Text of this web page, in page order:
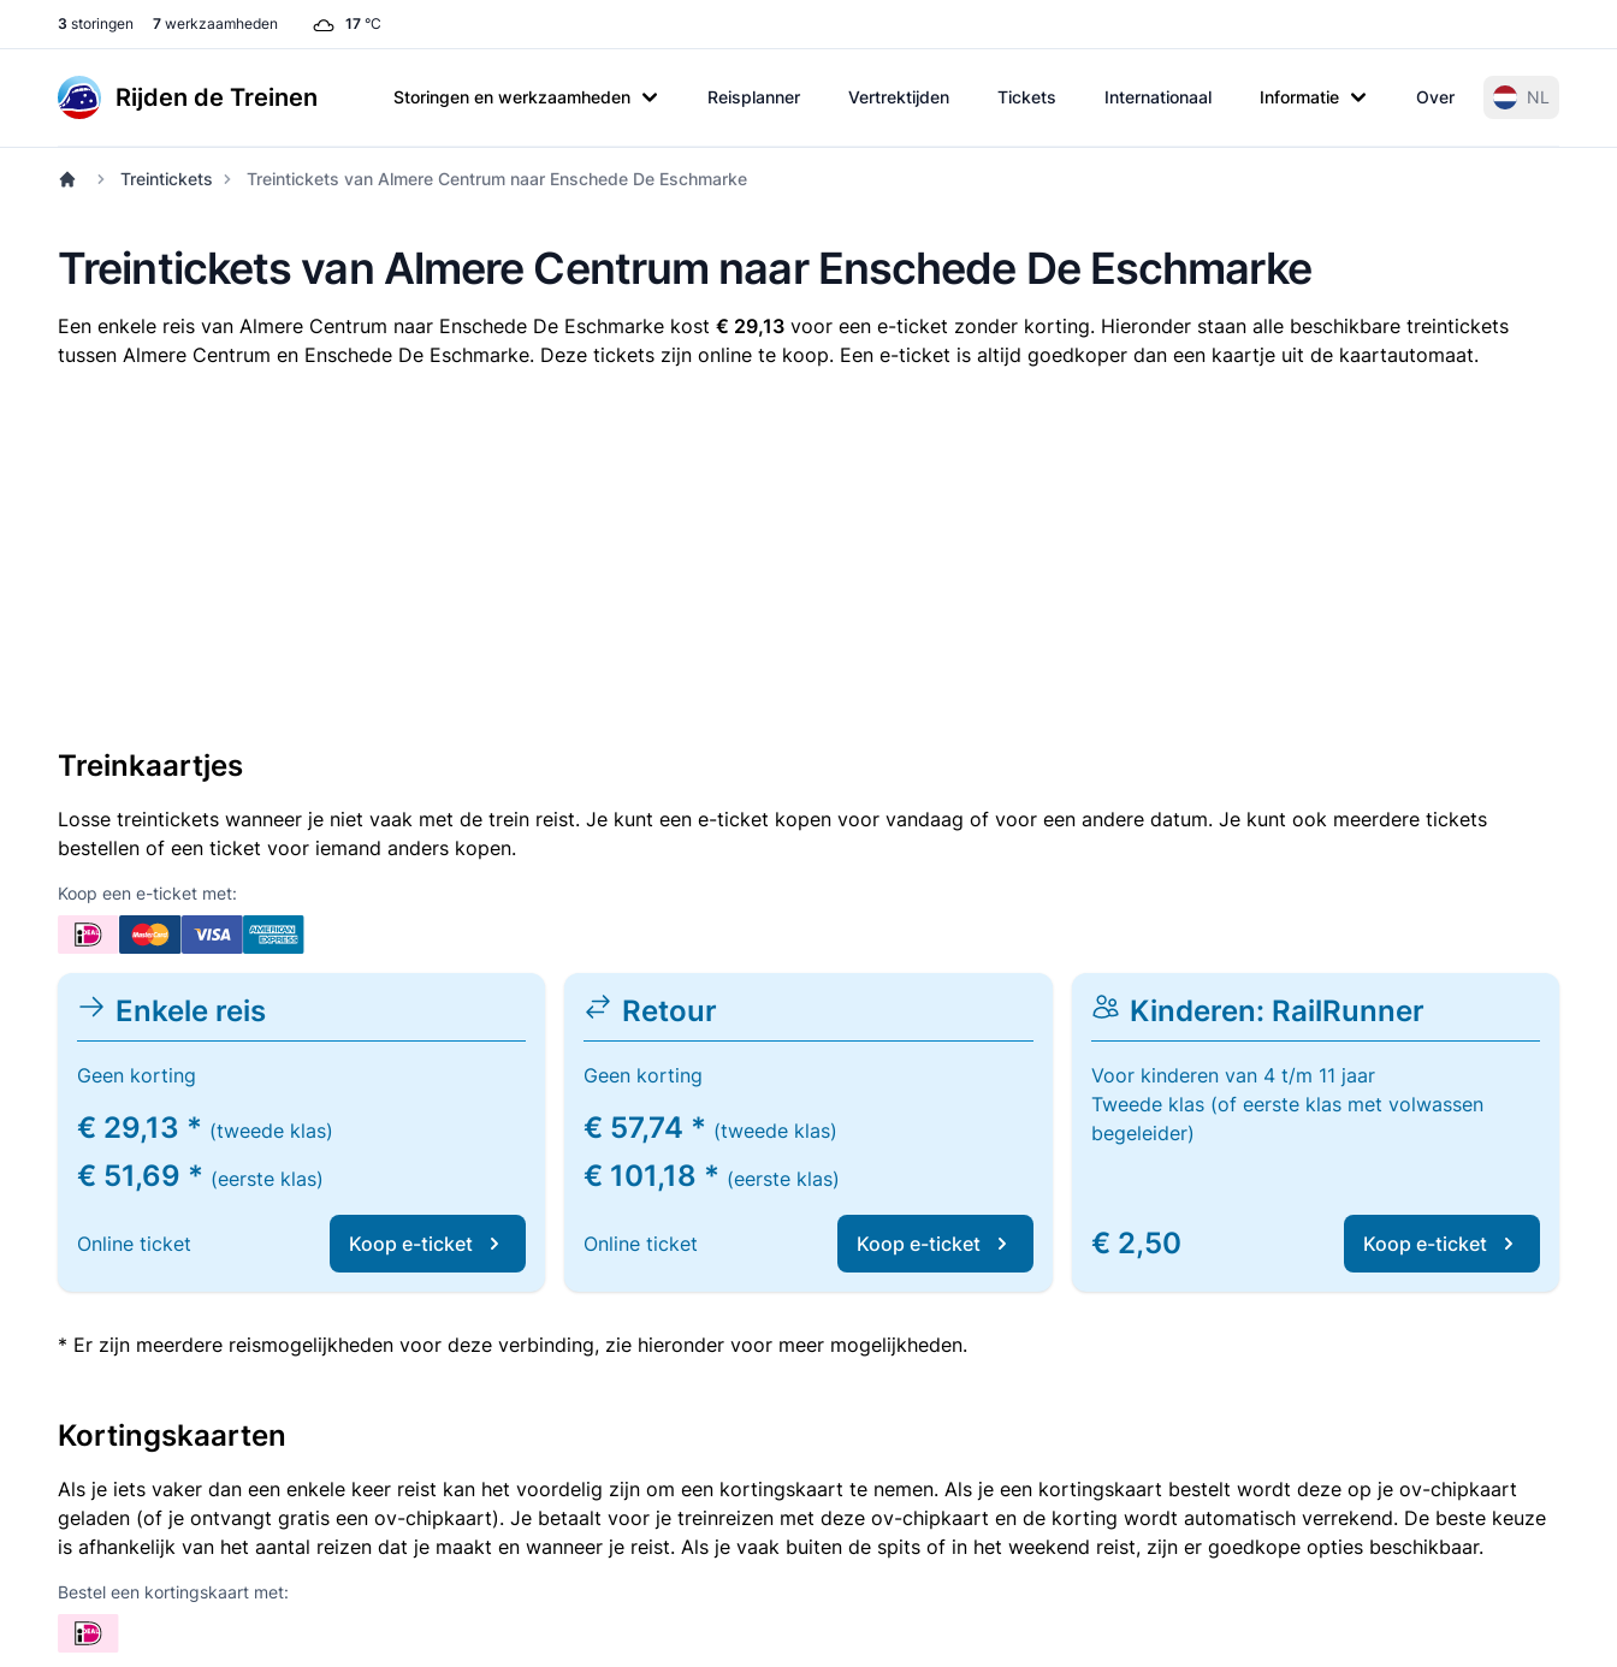
3 storingen 7 werkzaamheden 17 °C
Rijden de Treinen Storingen en werkzaamheden Reisplanner Vertrektijden Tickets Internationaal Informatie Over NL
Treintickets Treintickets van Almere Centrum naar Enschede De Eschmarke
Treintickets van Almere Centrum naar Enschede De Eschmarke
Een enkele reis van Almere Centrum naar Enschede De Eschmarke kost € 29,13 voor een e-ticket zonder korting. Hieronder staan alle beschikbare treintickets
tussen Almere Centrum en Enschede De Eschmarke. Deze tickets zijn online te koop. Een e-ticket is altijd goedkoper dan een kaartje uit de kaartautomaat.
Treinkaartjes
Losse treintickets wanneer je niet vaak met de trein reist. Je kunt een e-ticket kopen voor vandaag of voor een andere datum. Je kunt ook meerdere tickets
bestellen of een ticket voor iemand anders kopen.
Koop een e-ticket met:
Enkele reis
Geen korting
€ 29,13 * (tweede klas)
€ 51,69 * (eerste klas)
Online ticket Koop e-ticket
Retour
Geen korting
€ 57,74 * (tweede klas)
€ 101,18 * (eerste klas)
Online ticket Koop e-ticket
Kinderen: RailRunner
Voor kinderen van 4 t/m 11 jaar
Tweede klas (of eerste klas met volwassen
begeleider)
€ 2,50 Koop e-ticket
* Er zijn meerdere reismogelijkheden voor deze verbinding, zie hieronder voor meer mogelijkheden.
Kortingskaarten
Als je iets vaker dan een enkele keer reist kan het voordelig zijn om een kortingskaart te nemen. Als je een kortingskaart bestelt wordt deze op je ov-chipkaart
geladen (of je ontvangt gratis een ov-chipkaart). Je betaalt voor je treinreizen met deze ov-chipkaart en de korting wordt automatisch verrekend. De beste keuze
is afhankelijk van het aantal reizen dat je maakt en wanneer je reist. Als je vaak buiten de spits of in het weekend reist, zijn er goedkope opties beschikbaar.
Bestel een kortingskaart met: